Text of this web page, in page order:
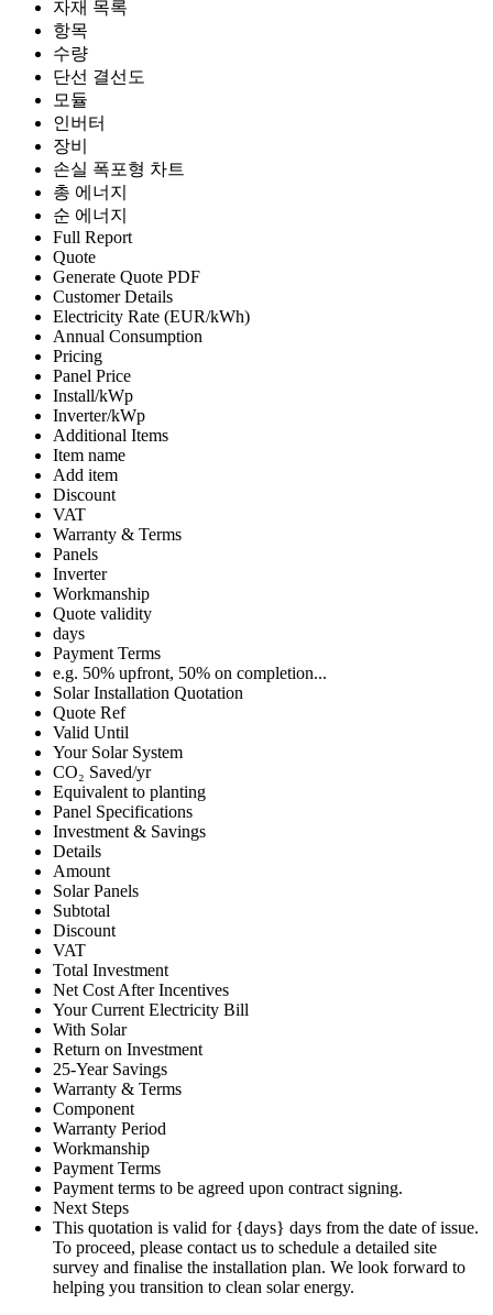
자재 목록
항목
수량
단선 결선도
모듈
인버터
장비
손실 폭포형 차트
총 에너지
순 에너지
Full Report
Quote
Generate Quote PDF
Customer Details
Electricity Rate (EUR/kWh)
Annual Consumption
Pricing
Panel Price
Install/kWp
Inverter/kWp
Additional Items
Item name
Add item
Discount
VAT
Warranty & Terms
Panels
Inverter
Workmanship
Quote validity
days
Payment Terms
e.g. 50% upfront, 50% on completion...
Solar Installation Quotation
Quote Ref
Valid Until
Your Solar System
CO₂ Saved/yr
Equivalent to planting
Panel Specifications
Investment & Savings
Details
Amount
Solar Panels
Subtotal
Discount
VAT
Total Investment
Net Cost After Incentives
Your Current Electricity Bill
With Solar
Return on Investment
25-Year Savings
Warranty & Terms
Component
Warranty Period
Workmanship
Payment Terms
Payment terms to be agreed upon contract signing.
Next Steps
This quotation is valid for {days} days from the date of issue.
To proceed, please contact us to schedule a detailed site
survey and finalise the installation plan. We look forward to
helping you transition to clean solar energy.